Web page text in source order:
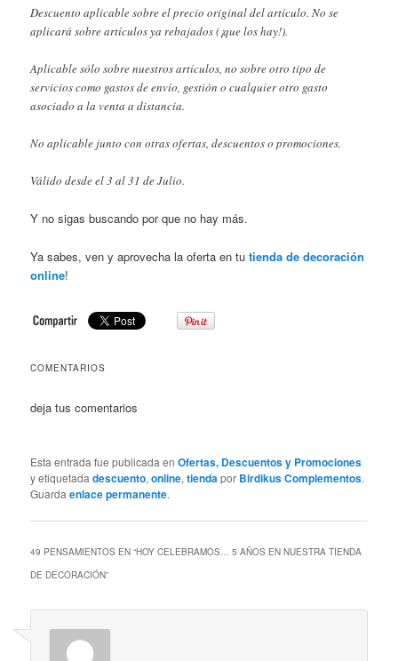
Descuento aplicable sobre el precio original del artículo. No se
aplicará sobre artículos ya rebajados (¡que los hay!).
Aplicable sólo sobre nuestros artículos, no sobre otro tipo de
servicios como gastos de envío, gestión o cualquier otro gasto
asociado a la venta a distancia.
No aplicable junto con otras ofertas, descuentos o promociones.
Válido desde el 3 al 31 de Julio.
Y no sigas buscando por que no hay más.
Ya sabes, ven y aprovecha la oferta en tutienda de decoración
online!
COMENTARIOS
deja tus comentarios
Esta entrada fue publicada enOfertas, Descuentos y Promociones
y etiquetadadescuento,online,tiendapor Birdikus Complementos.
Guardaenlace permanente.
49 PENSAMIENTOS EN “HOY CELEBRAMOS… 5 AÑOS EN NUESTRA TIENDA
DE DECORACIÓN”